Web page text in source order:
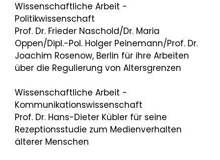
Wissenschaftliche Arbeit -
Politikwissenschaft
Prof. Dr. Frieder Naschold/Dr. Maria
Oppen/Dipl.-Pol. Holger Peinemann/Prof. Dr.
Joachim Rosenow, Berlin für ihre Arbeiten
über die Regulierung von Altersgrenzen
Wissenschaftliche Arbeit -
Kommunikationswissenschaft
Prof. Dr. Hans-Dieter Kübler für seine
Rezeptionsstudie zum Medienverhalten
älterer Menschen